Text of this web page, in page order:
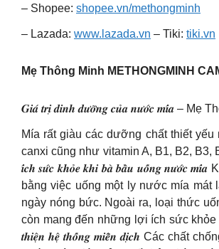
– Shopee: shopee.vn/methongminh
– Lazada: www.lazada.vn – Tiki: tiki.vn
Mẹ Thông Minh METHONGMINH
𝑮𝒊𝒂́ 𝒕𝒓𝒊̣ 𝒅𝒊𝒏𝒉 𝒅𝒖̛𝒐̛̃𝒏𝒈 𝒄𝒖̉𝒂 𝒏𝒖̛𝒐̛́𝒄 𝒎𝒊́𝒂 – Mẹ
Mía rất giàu các dưỡng chất thiết yếu
canxi cũng như vitamin A, B1, B2, B3,
𝒊́𝒄𝒉 𝒔𝒖̛́𝒄 𝒌𝒉𝒐̉𝒆 𝒌𝒉𝒊 𝒃𝒂̀ 𝒃𝒂̂̀𝒖 𝒖𝒐̂́𝒏𝒈 𝒏𝒖̛𝒐̛́𝒄 𝒎𝒊́𝒂
bằng việc uống một ly nước mía mát
ngày nóng bức. Ngoài ra, loại thức
còn mang đến những lợi ích sức khỏe
𝒕𝒉𝒊𝒆̣̂𝒏 𝒉𝒆̣̂ 𝒕𝒉𝒐̂́𝒏𝒈 𝒎𝒊𝒆̂̃𝒏 𝒅𝒊̣𝒄𝒉 Các chất